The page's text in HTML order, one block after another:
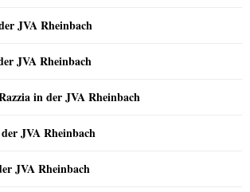
JVA Rheinbach
JVA Rheinbach
in der JVA Rheinbach
JVA Rheinbach
JVA Rheinbach